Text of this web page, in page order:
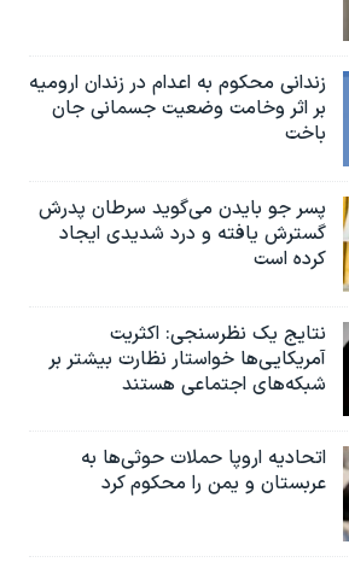
زندانی محکوم به اعدام در زندان ارومیه
بر اثر وخامت وضعیت جسمانی جان
باخت
پسر جو بایدن می‌گوید سرطان پدرش
گسترش یافته و درد شدیدی ایجاد
کرده است
نتایج یک نظرسنجی: اکثریت
آمریکایی‌ها خواستار نظارت بیشتر بر
شبکه‌های اجتماعی هستند
اتحادیه اروپا حملات حوثی‌ها به
عربستان و یمن را محکوم کرد